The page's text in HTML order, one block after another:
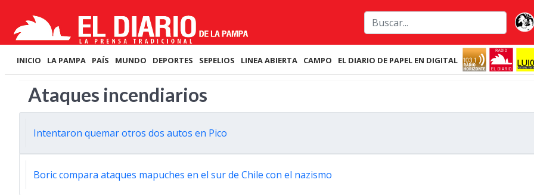
INICIO LA PAMPA PAÍS MUNDO DEPORTES SEPELIOS LINEA ABIERTA CAMPO EL DIARIO DE PAPEL EN DIGITAL
Ataques incendiarios
Intentaron quemar otros dos autos en Pico
Boric compara ataques mapuches en el sur de Chile con el nazismo